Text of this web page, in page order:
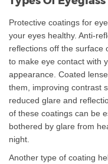
Protective coatings for
your eyes healthy. Anti-
reflections off the surface
to make eye contact with
appearance. Coated
them, improving contrast
reduced glare and
of these coatings can be
bothered by glare from
night.
Another type of coating